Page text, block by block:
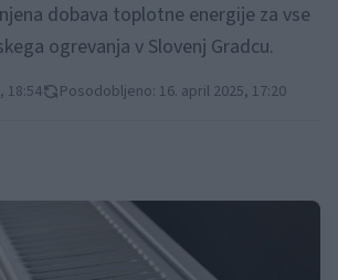
dobava toplotne energije za vse
ogrevanja v Slovenj Gradcu.
18:54 Posodobljeno: 16. april 2025, 17:20